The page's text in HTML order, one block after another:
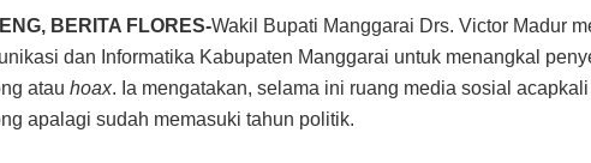
BERITA FLORES-Wakil Bupati Manggarai Drs. Victor Madur
dan Informatika Kabupaten Manggarai untuk menangkal
atau hoax. Ia mengatakan, selama ini ruang media sosial
apalagi sudah memasuki tahun politik.